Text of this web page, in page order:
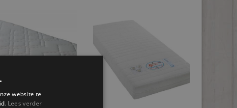
website te
Lees verder